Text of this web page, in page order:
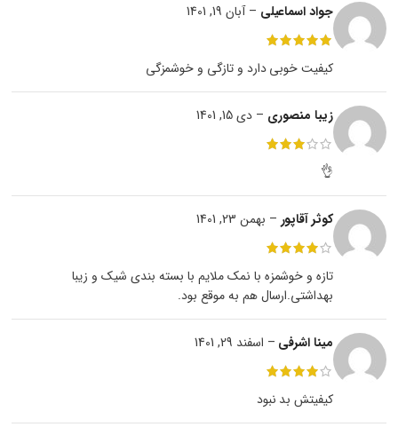
جواد اسماعیلی – آبان 19, 1401
کیفیت خوبی دارد و تازگی و خوشمزگی
زیبا منصوری – دی 15, 1401
👌
کوثر آقاپور – بهمن 23, 1401
تازه و خوشمزه با نمک ملایم با بسته بندی شیک و زیبا
بهداشتی.ارسال هم به موقع بود.
مینا اشرفی – اسفند 29, 1401
کیفیتش بد نبود